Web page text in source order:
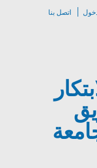
اتصل بنا